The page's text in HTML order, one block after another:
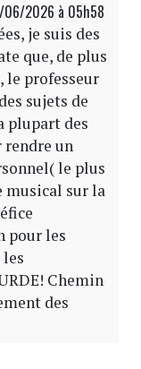
06/2026 à 05h58
je suis des
que, de plus
le professeur
sujets de
plupart des
rendre un
le plus
musical sur la
pour les
Chemin
des